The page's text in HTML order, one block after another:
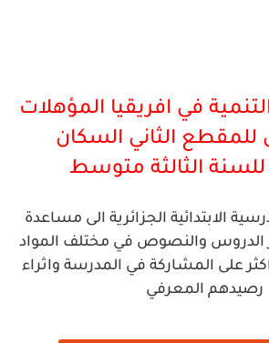
في افريقيا المؤهلات
للمقطع الثاني السكان
الثالثة متوسط
الابتدائية الجزائرية الى مساعدة
الدروس والنصوص في مختلف المواد
على المشاركة في المدرسة واثراء
رصيدهم المعرفي